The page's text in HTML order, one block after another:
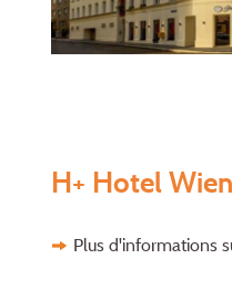
H+ Hotel
Plus d'informations